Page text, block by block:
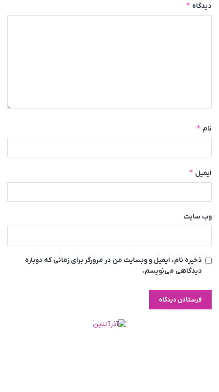
دیدگاه *
نام *
ایمیل *
وب‌ سایت
ذخیره نام، ایمیل و وبسایت من در مرورگر برای زمانی که دوباره
دیدگاهی می‌نویسم.